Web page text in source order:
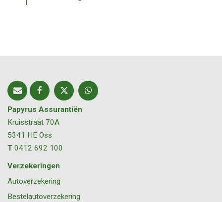
Papyrus Assurantiën
Kruisstraat 70A
5341 HE Oss
T 0412 692 100
Verzekeringen
Autoverzekering
Bestelautoverzekering